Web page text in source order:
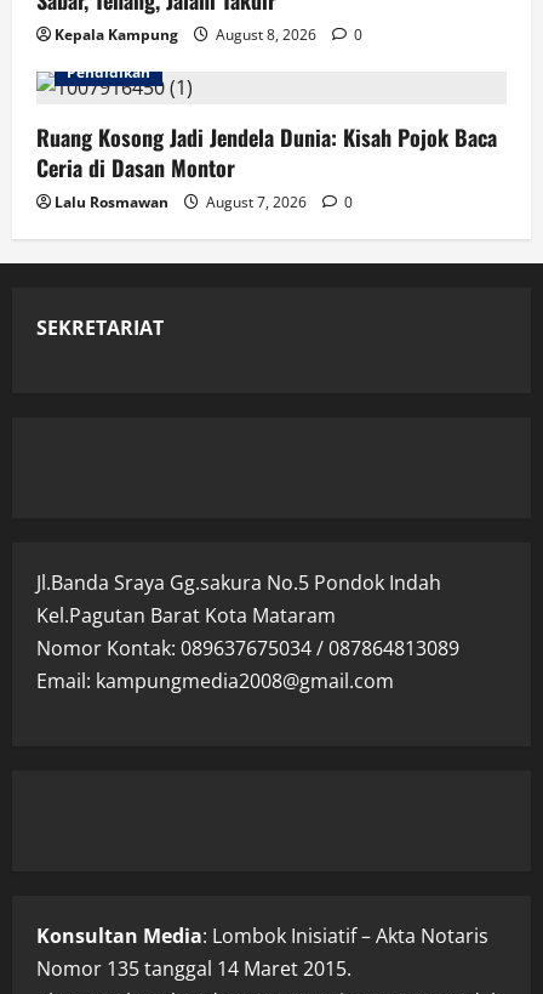
Kepala Kampung August 8, 2026
0
Pendidikan
Ruang Kosong Jadi Jendela Dunia: Kisah Pojok Baca
Ceria di Dasan Montor
Lalu Rosmawan August 7, 2026 0
SEKRETARIAT
Jl.Banda Sraya Gg.sakura No.5 Pondok Indah
Kel.Pagutan Barat Kota Mataram
Nomor Kontak: 089637675034 / 087864813089
Email: kampungmedia2008@gmail.com
Konsultan Media: Lombok Inisiatif – Akta Notaris
Nomor 135 tanggal 14 Maret 2015.